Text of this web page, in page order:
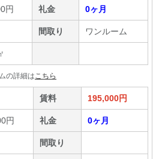
円 礼金 0ヶ月
間取り ワンルーム
の詳細は こちら
賃料 195,000円
円 礼金 0ヶ月
間取り